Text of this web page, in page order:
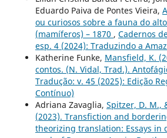
Eduardo Paiva de Pontes Vieira,
ou curiosos sobre a fauna do
(mamíferos) – 1870 , Cadernos
esp. 4 (2024): Traduzindo a
Katherine Funke, Mansfield, K.
contos. (N. Vidal, Trad.).
Tradução: v. 45 (2025): Edição
Contínuo)
Adriana Zavaglia, Spitzer, D. M.,
(2023). Transfiction and
theorizing translation: Essays in